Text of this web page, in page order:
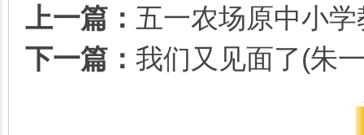
上一篇： 五一农场原中小
下一篇： 我们又见面了(朱